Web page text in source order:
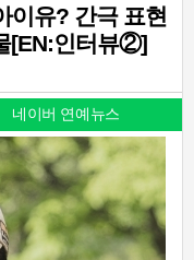
이유? 간극 표현
[EN:인터뷰②]
네이버 연예뉴스